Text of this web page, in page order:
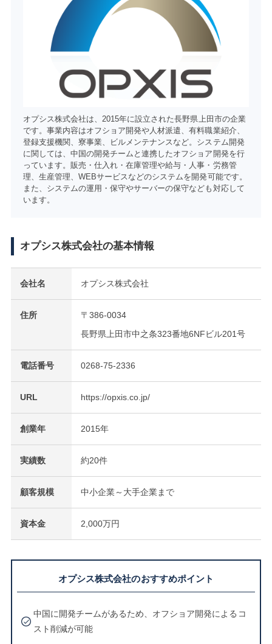
オプシス株式会社は、2015年に設立された長野県上田市の企業
です。事業内容はオフショア開発や人材派遣、有料職業紹介、
登録支援機関、寮事業、ビルメンテナンスなど。システム開発
に関しては、中国の開発チームと連携したオフショア開発を行
っています。販売・仕入れ・在庫管理や給与・人事・労務管
理、生産管理、WEBサービスなどのシステムを開発可能です。
また、システムの運用・保守やサーバーの保守なども対応して
います。
オプシス株式会社の基本情報
会社名 オプシス株式会社
住所
〒386-0034
長野県上田市中之条323番地6NFビル201号
電話番号 0268-75-2336
URL https://opxis.co.jp/
創業年 2015年
実績数 約20件
顧客規模 中小企業～大手企業まで
資本金 2,000万円
オプシス株式会社のおすすめポイント
中国に開発チームがあるため、オフショア開発によるコ
スト削減が可能